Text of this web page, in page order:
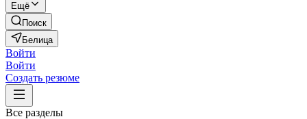
Ещё
Поиск
Белица
Войти
Войти
Создать резюме
Все разделы